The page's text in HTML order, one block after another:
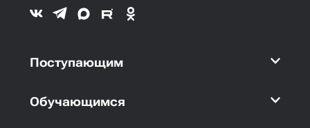
Поступающим
Обучающимся